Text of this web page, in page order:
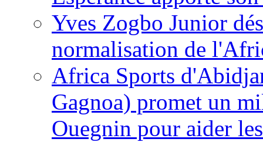
Yves Zogbo Junior
normalisation de
Africa Sports
Gagnoa) promet un
Ouegnin pour aider